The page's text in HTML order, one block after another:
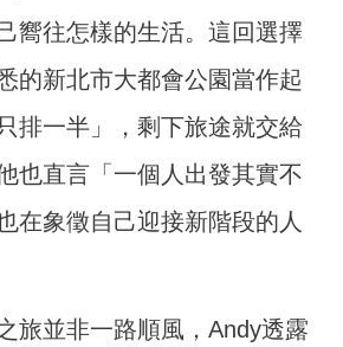
嚮往怎樣的生活。這回選擇
的新北市大都會公園當作起
排一半」，剩下旅途就交給
也直言「一個人出發其實不
在象徵自己迎接新階段的人
旅並非一路順風，Andy透露